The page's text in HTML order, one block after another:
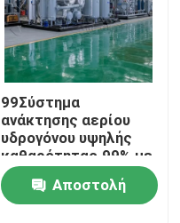
99Σύστημα
ανάκτησης αερίου
υδρογόνου υψηλής
καθαρότητας.99% με
σύστημα καθαρισμού
PSA
Αποστολή